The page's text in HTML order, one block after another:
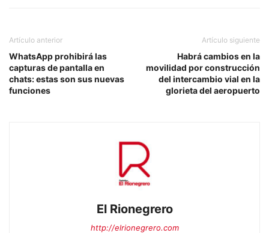
Artículo anterior
WhatsApp prohibirá las
capturas de pantalla en
chats: estas son sus nuevas
funciones
Artículo siguiente
Habrá cambios en la
movilidad por construcción
del intercambio vial en la
glorieta del aeropuerto
El Rionegrero
http://elrionegrero.com